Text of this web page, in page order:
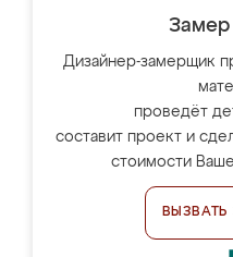
Замер
Дизайнер-замерщик
проведёт
составит проект и
стоимости